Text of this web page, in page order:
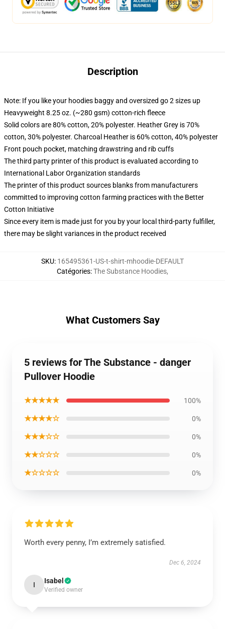
Description
Note: If you like your hoodies baggy and oversized go 2 sizes up
Heavyweight 8.25 oz. (~280 gsm) cotton-rich fleece
Solid colors are 80% cotton, 20% polyester. Heather Grey is 70%
cotton, 30% polyester. Charcoal Heather is 60% cotton, 40% polyester
Front pouch pocket, matching drawstring and rib cuffs
The third party printer of this product is evaluated according to
International Labor Organization standards
The printer of this product sources blanks from manufacturers
committed to improving cotton farming practices with the Better
Cotton Initiative
Since every item is made just for you by your local third-party fulfiller,
there may be slight variances in the product received
SKU: 165495361-US-t-shirt-mhoodie-DEFAULT
Catégories:The Substance Hoodies,
What Customers Say
5 reviews for The Substance - danger
Pullover Hoodie
★★★★★ 100%
★★★★☆ 0%
★★★☆☆ 0%
★★☆☆☆ 0%
★☆☆☆☆ 0%
Worth every penny, I’m extremely satisfied.
Dec 6, 2024
I Isabel
Verified owner